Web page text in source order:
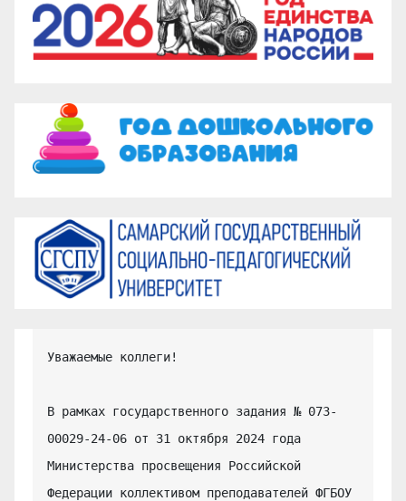
Уважаемые коллеги!
В рамках государственного задания № 073-
00029-24-06 от 31 октября 2024 года
Министерства просвещения Российской
Федерации коллективом преподавателей ФГБОУ